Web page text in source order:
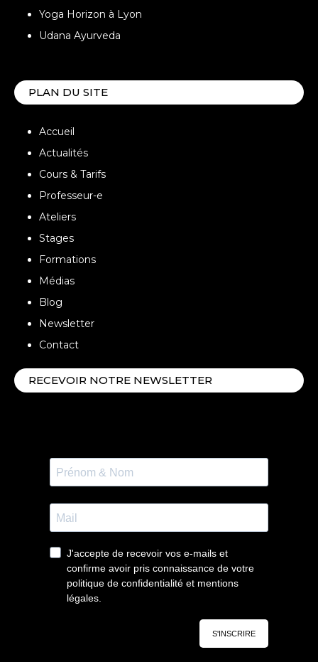
Yoga Horizon à Lyon
Udana Ayurveda
PLAN DU SITE
Accueil
Actualités
Cours & Tarifs
Professeur-e
Ateliers
Stages
Formations
Médias
Blog
Newsletter
Contact
RECEVOIR NOTRE NEWSLETTER